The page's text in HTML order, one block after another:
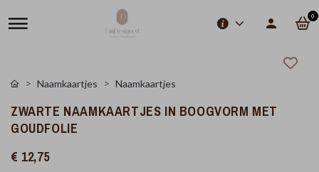
0
Naamkaartjes Naamkaartjes
ZWARTE NAAMKAARTJES IN BOOGVORM MET
GOUDFOLIE
€ 12,75